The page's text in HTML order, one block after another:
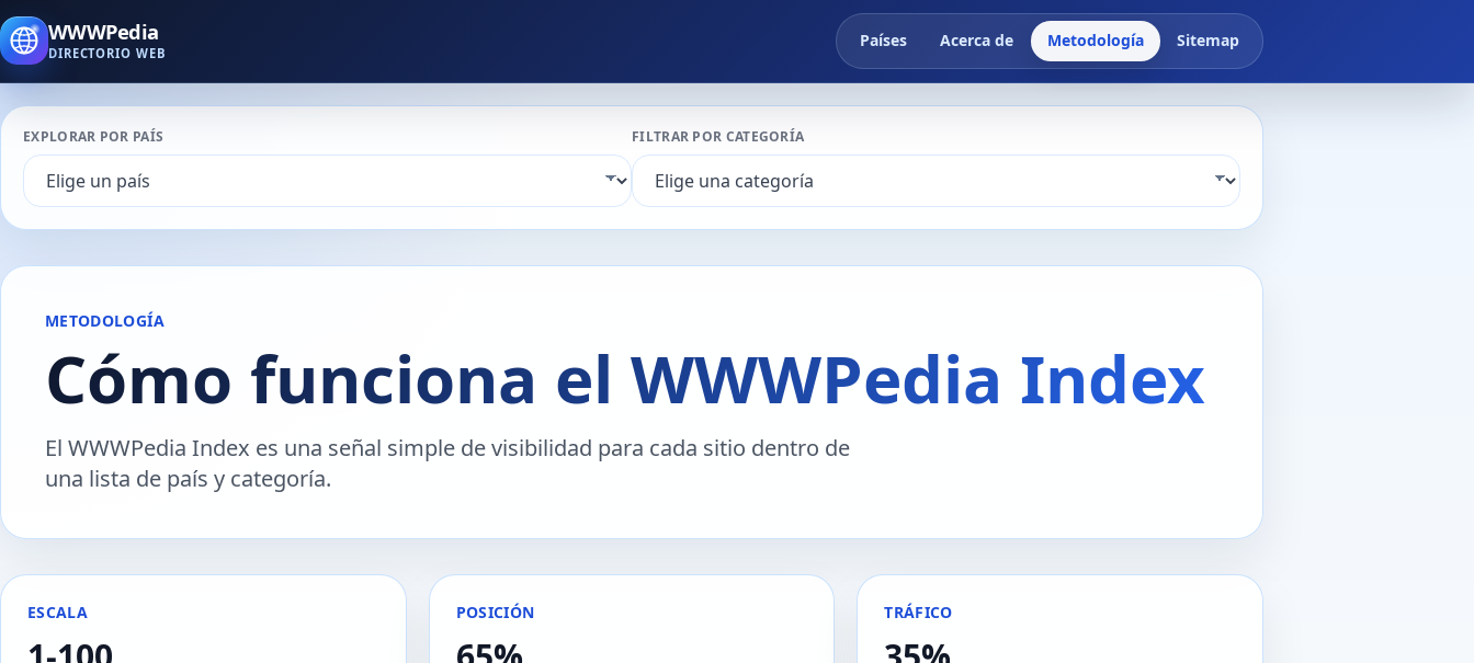
WWWPedia
DIRECTORIO WEB
Países Acerca de Metodología Sitemap
EXPLORAR POR PAÍS FILTRAR POR CATEGORÍA
METODOLOGÍA
Cómo funciona el WWWPedia Index
El WWWPedia Index es una señal simple de visibilidad para cada sitio dentro de
una lista de país y categoría.
ESCALA POSICIÓN TRÁFICO